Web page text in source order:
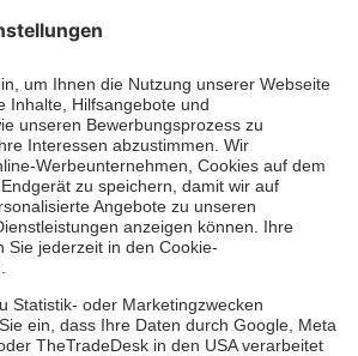
der Johanniter-Unfall-Hilfe e.V.
führt das Spendenzertifikat
Spendenrats e.V.